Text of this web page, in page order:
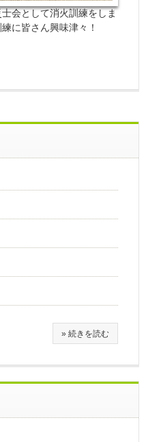
会として消火訓練をしま
に皆さん興味津々！
» 続きを読む